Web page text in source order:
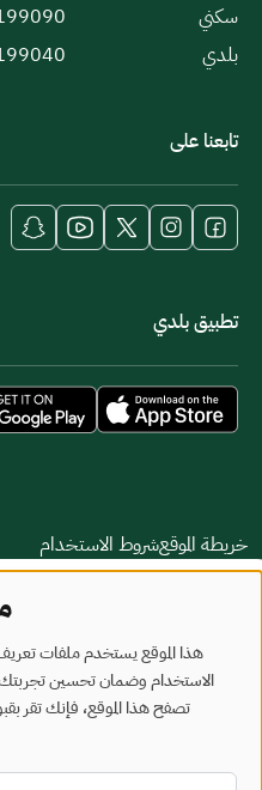
سكني
بلدي
تابعنا على
تطبيق بلدي
خريطة الموقعشروط الاستخدام
جميع الحقوق محفوظة - وزارة البلديات
تم تطويره وصيانته بواسطة وزارة
آخر تحديث: 2026/08/06
هذا الموقع يستخدم ملفات
الاستخدام وضمان تحسين تجربتك
تصفح هذا الموقع، فإنك تقر